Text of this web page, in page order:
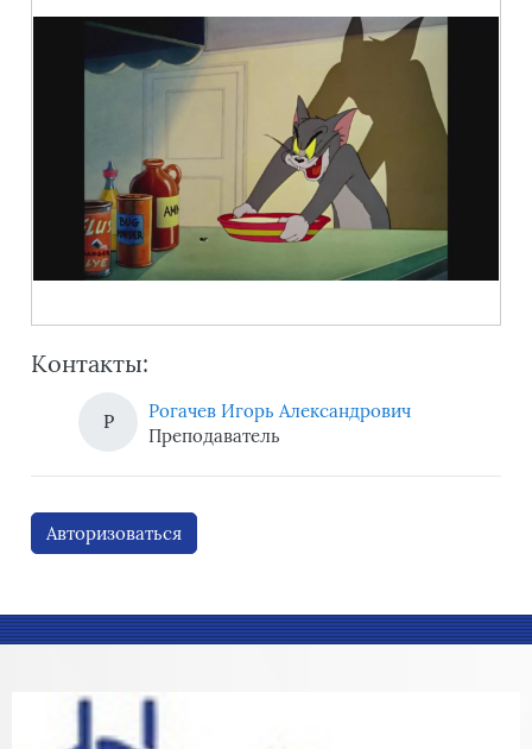
Контакты:
Р
Рогачев Игорь Александрович
Преподаватель
Авторизоваться
Блоки